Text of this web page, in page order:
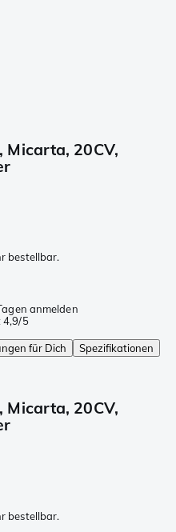
Micarta, 20CV,
bestellbar.
anmelden
4,9/5
für Dich
Spezifikationen
Micarta, 20CV,
bestellbar.